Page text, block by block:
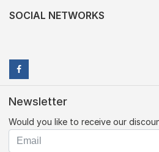
SOCIAL NETWORKS
Newsletter
Would you like to receive our